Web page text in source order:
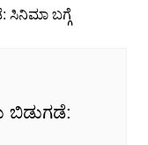
ಬಿಡುಗಡೆ: